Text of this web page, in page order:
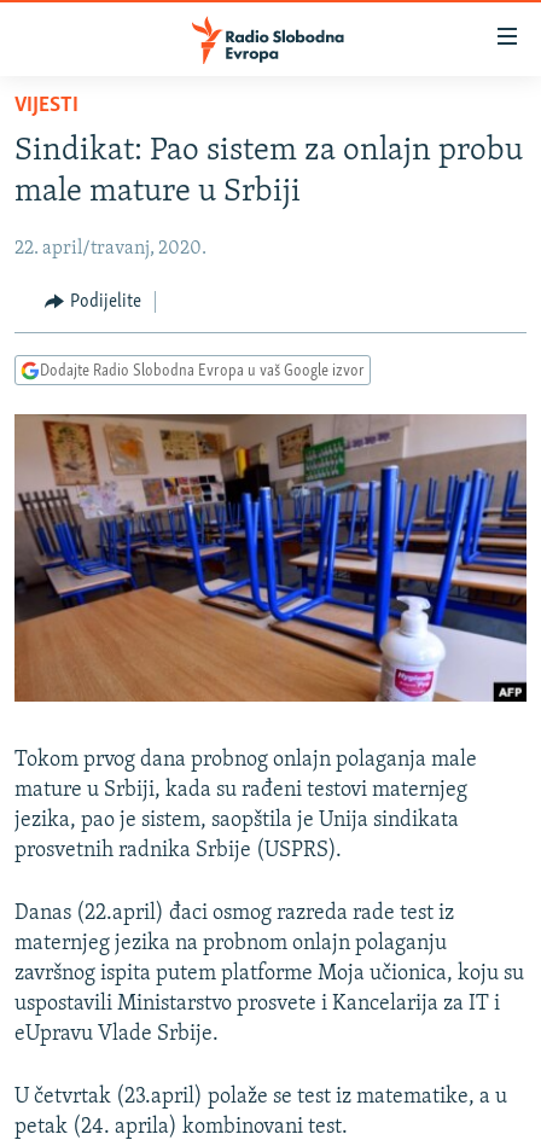
Pređite
glavni
sadržaj
na
navigaciju
Pređite
na
VIJESTI
BOSNA I HERCEGOVINA
KOSOVO
CRNA GORA
VIDEO
FOTOGALERIJE
INFOGRAFIKE
PODCASTI
RAT U UKRAJINI
KINA NA BALKANU
RSE PRIČE IZ SVIJETA
ISPRIČAJ MI
DNEVNO@RSE
POPLAVE I KLIZIŠTA U BIH 2024.
TV LIBERTY
MOJA EVROPA
TRI DECENIJE OD RATA U BIH
SVE KARTE DEJTONA
NASTANAK I RASPAD JUGOSLAVIJE
Sve RFE/RL stranice
VIJESTI
Sindikat: Pao sistem za onlajn probu
male mature u Srbiji
22. april/travanj, 2020.
Podijelite
Dodajte Radio Slobodna Evropa u vaš Google izvor
Tokom prvog dana probnog onlajn polaganja male
mature u Srbiji, kada su rađeni testovi maternjeg
jezika, pao je sistem, saopštila je Unija sindikata
prosvetnih radnika Srbije (USPRS).
Danas (22.april) đaci osmog razreda rade test iz
maternjeg jezika na probnom onlajn polaganju
završnog ispita putem platforme Moja učionica, koju su
uspostavili Ministarstvo prosvete i Kancelarija za IT i
eUpravu Vlade Srbije.
U četvrtak (23.april) polaže se test iz matematike, a u
petak (24. aprila) kombinovani test.